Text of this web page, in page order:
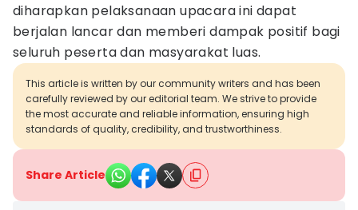
diharapkan pelaksanaan upacara ini dapat
berjalan lancar dan memberi dampak positif bagi
seluruh peserta dan masyarakat luas.
This article is written by our community writers and has been
carefully reviewed by our editorial team. We strive to provide
the most accurate and reliable information, ensuring high
standards of quality, credibility, and trustworthiness.
Share Article